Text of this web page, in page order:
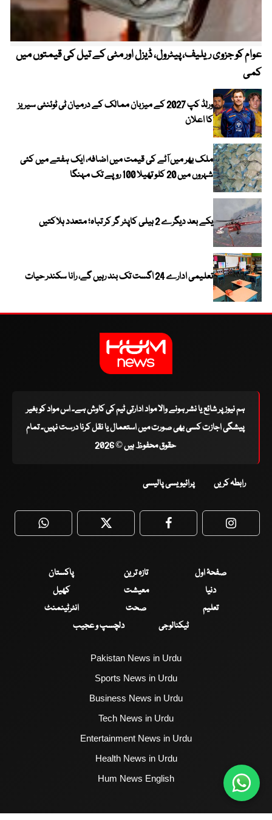
عوام کو جزوی ریلیف، پیٹرول، ڈیزل اور مٹی کے تیل کی قیمتوں میں
کمی
ورلڈ کپ 2027 کے میزبان ممالک کے درمیان ٹی ٹوئنٹی سیریز
کا اعلان
ملک بھر میں آٹے کی قیمت میں اضافہ، ایک ہفتے میں کئی
شہروں میں 20 کلو تھیلا 100 روپے تک مہنگا
یکے بعد دیگرے 2 ہیلی کاپٹر گر کر تباہ؛ متعدد ہلاکتیں
تعلیمی ادارے 24 اگست تک بند رہیں گے، رانا سکندر حیات
ہم نیوز پر شائع یا نشر ہونے والا مواد ادارتی ٹیم کی کاوش ہے۔ اس مواد کو بغیر
پیشگی اجازت کسی بھی صورت میں استعمال یا نقل کرنا درست نہیں۔ تمام
حقوق محفوظ ہیں © 2026
رابطہ کریں پرائیویسی پالیسی
WhatsApp Twitter Facebook
صفحۂ اول تازہ ترین
پاکستان
دنیا
معیشت
کھیل
تعلیم
صحت
انٹرٹینمنٹ
ٹیکنالوجی
دلچسپ و عجیب
Pakistan News in Urdu
Sports News in Urdu
Business News in Urdu
Tech News in Urdu
Entertainment News in Urdu
Health News in Urdu
Hum News English